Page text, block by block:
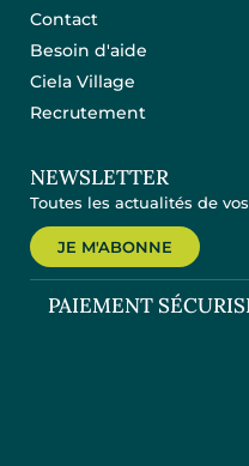
Contact
Besoin d'aide
Ciela Village
Recrutement
NEWSLETTER
Toutes les actualités de
JE M'ABONNE
PAIEMENT